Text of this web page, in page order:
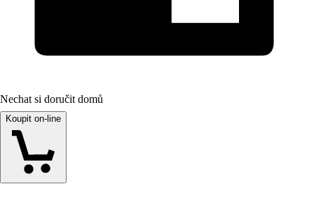
Nechat si doručit domů
Koupit on-line